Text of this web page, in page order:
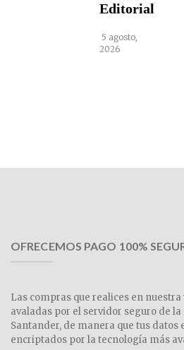
Editorial
5 agosto,
2026
OFRECEMOS PAGO 100%
Las compras que realices en
avaladas por el servidor seguro de
Santander, de manera que tus datos
encriptados por la tecnología más